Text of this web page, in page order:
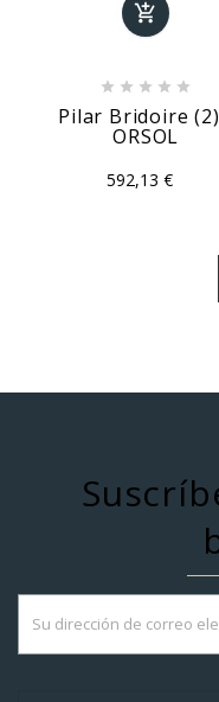

    
Pilar Bridoire
ORSOL
592,13 €